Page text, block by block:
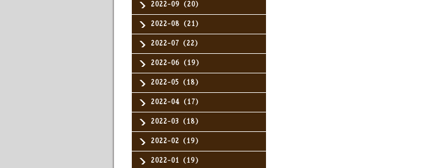
2022-09（20）
2022-08（21）
2022-07（22）
2022-06（19）
2022-05（18）
2022-04（17）
2022-03（18）
2022-02（19）
2022-01（19）